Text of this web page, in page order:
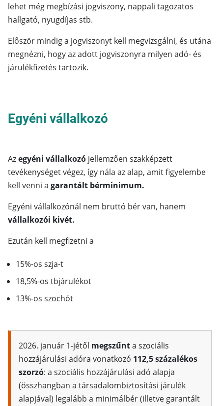
lehet még megbízási jogviszony, nappali tagozatos
hallgató, nyugdíjas stb.
Először mindig a jogviszonyt kell megvizsgálni, és utána
megnézni, hogy az adott jogviszonyra milyen adó- és
járulékfizetés tartozik.
Egyéni vállalkozó
Azegyéni vállalkozó jellemzően szakképzett
tevékenységet végez, így nála az alap, amit figyelembe
kell venni a garantált bérminimum.
Egyéni vállalkozónál nem bruttó bér van, hanem
vállalkozói kivét.
Ezután kell megfizetni a
15%-os szja-t
18,5%-os tbjárulékot
13%-os szochót
2026. január 1-jétől megszűnta szociális
hozzájárulási adóra vonatkozó 112,5 százalékos
szorzó: a szociális hozzájárulási adó alapja
(összhangban a társadalombiztosítási járulék
alapjával) legalább a minimálbér (illetve garantált